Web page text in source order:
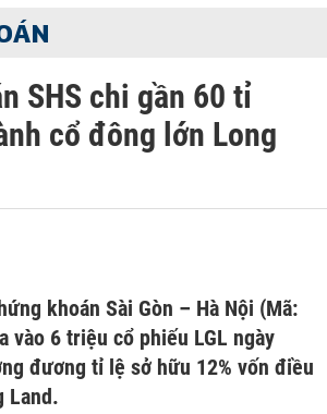
SHS chi gần 60 tỉ
cổ đông lớn Long
khoán Sài Gòn – Hà Nội (Mã:
vào 6 triệu cổ phiếu LGL ngày
đương tỉ lệ sở hữu 12% vốn điều
Land.